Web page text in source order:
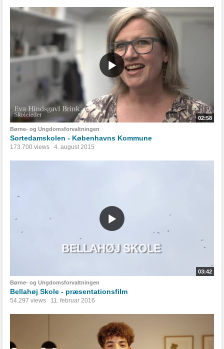
02:58
Børne- og Ungdomsforvaltningen
Sortedamskolen - Københavns Kommune
173.700 views 4. august 2015
03:42
Børne- og Ungdomsforvaltningen
Bellahøj Skole - præsentationsfilm
54.297 views 11. februar 2016